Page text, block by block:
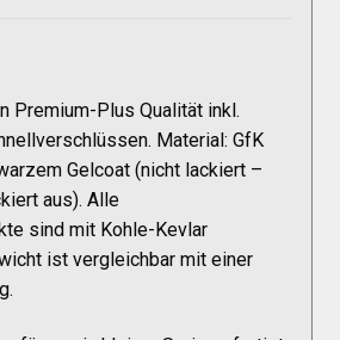
Premium-Plus Qualität inkl.
Material: GfK
Gelcoat (nicht lackiert –
aus). Alle
sind mit Kohle-Kevlar
ist vergleichbar mit einer